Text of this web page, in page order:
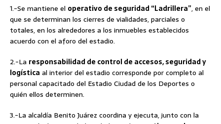
1.-Se mantiene el operativo de seguridad “Ladrillera”, en el
que se determinan los cierres de vialidades, parciales o
totales, en los alrededores a los inmuebles establecidos
acuerdo con el aforo del estadio.
2.-La responsabilidad de control de accesos, seguridad y
logística al interior del estadio corresponde por completo al
personal capacitado del Estadio Ciudad de los Deportes o
quién ellos determinen.
3.-La alcaldía Benito Juárez coordina y ejecuta, junto con la